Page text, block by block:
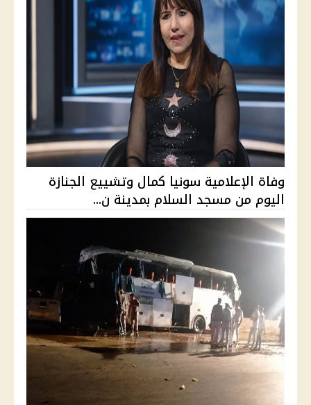
وفاة الإعلامية سونيا كمال وتشييع الجنازة
اليوم من مسجد السلام بمدينة ن...